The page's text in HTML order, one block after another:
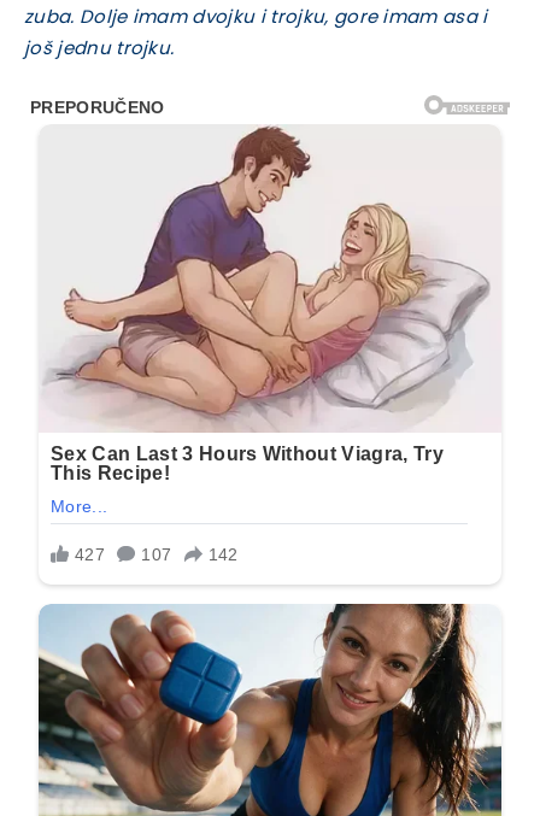
zuba. Dolje imam dvojku i trojku, gore imam asa i
još jednu trojku.